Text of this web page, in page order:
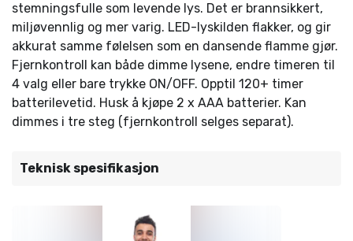
stemningsfulle som levende lys. Det er brannsikkert,
miljøvennlig og mer varig. LED-lyskilden flakker, og gir
akkurat samme følelsen som en dansende flamme gjør.
Fjernkontroll kan både dimme lysene, endre timeren til
4 valg eller bare trykke ON/OFF. Opptil 120+ timer
batterilevetid. Husk å kjøpe 2 x AAA batterier. Kan
dimmes i tre steg (fjernkontroll selges separat).
Teknisk spesifikasjon